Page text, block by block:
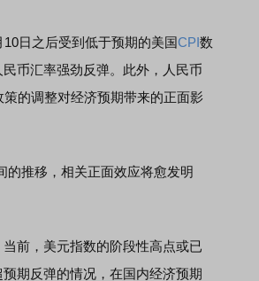
10日之后受到低于预期的美国CPI数
币汇率强劲反弹。此外，人民币
的调整对经济预期带来的正面影
推移，相关正面效应将愈发明
前，美元指数的阶段性高点或已
期反弹的情况，在国内经济预期